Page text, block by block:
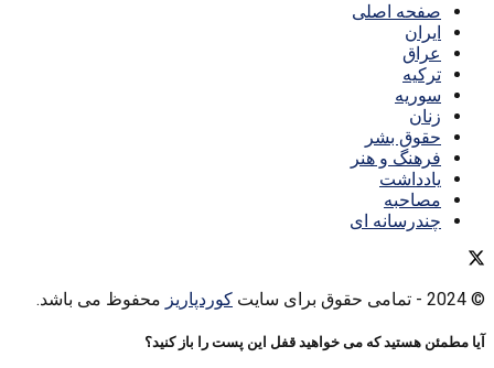
صفحه اصلی
ایران
عراق
ترکیه
سوریه
زنان
حقوق بشر
فرهنگ و هنر
یادداشت
مصاحبه
چندرسانه ای
© 2024 - تمامی حقوق برای سایت کوردپاریز محفوظ می باشد.
آیا مطمئن هستید که می خواهید قفل این پست را باز کنید؟